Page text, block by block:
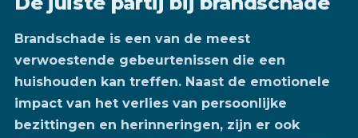
Brandschade is een van de meest
verwoestende gebeurtenissen die een
huishouden kan treffen. Naast de emotionele
impact van het verlies van persoonlijke
bezittingen en herinneringen, zijn er ook